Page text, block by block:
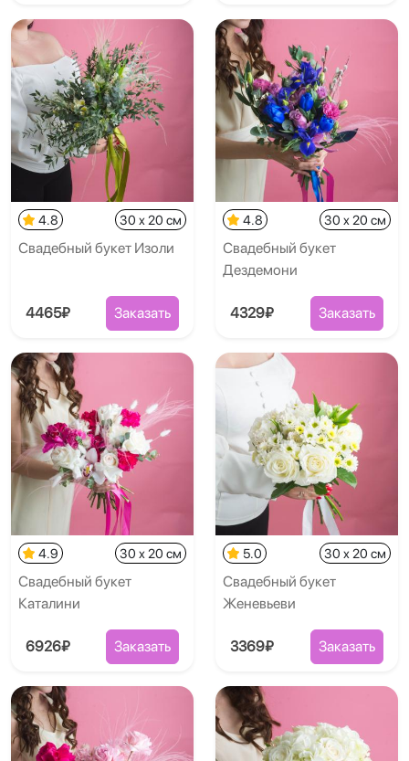
4.8 30 x 20 см
Свадебный букет Изоли
4465₽ Заказать
4.8 30 x 20 см
Свадебный букет
Дездемони
4329₽ Заказать
4.9 30 x 20 см
Свадебный букет
Каталини
6926₽ Заказать
5.0 30 x 20 см
Свадебный букет
Женевьеви
3369₽ Заказать